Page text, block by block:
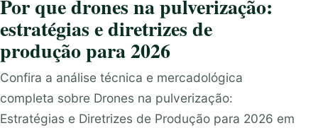
Por que drones na pulverização:
estratégias e diretrizes de
produção para 2026
Confira a análise técnica e mercadológica
completa sobre Drones na pulverização:
Estratégias e Diretrizes de Produção para 2026 em